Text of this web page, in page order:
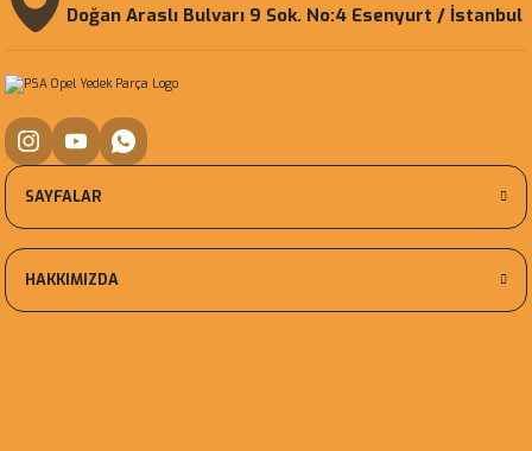
Doğan Araslı Bulvarı 9 Sok. No:4 Esenyurt / İstanbul
SAYFALAR
HAKKIMIZDA